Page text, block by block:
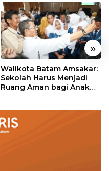
»
Walikota Batam Amsakar:
Sekolah Harus Menjadi
Ruang Aman bagi Anak